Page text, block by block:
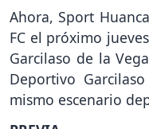
Ahora, Sport
FC el próximo
Garcilaso de la
Deportivo
mismo escenario